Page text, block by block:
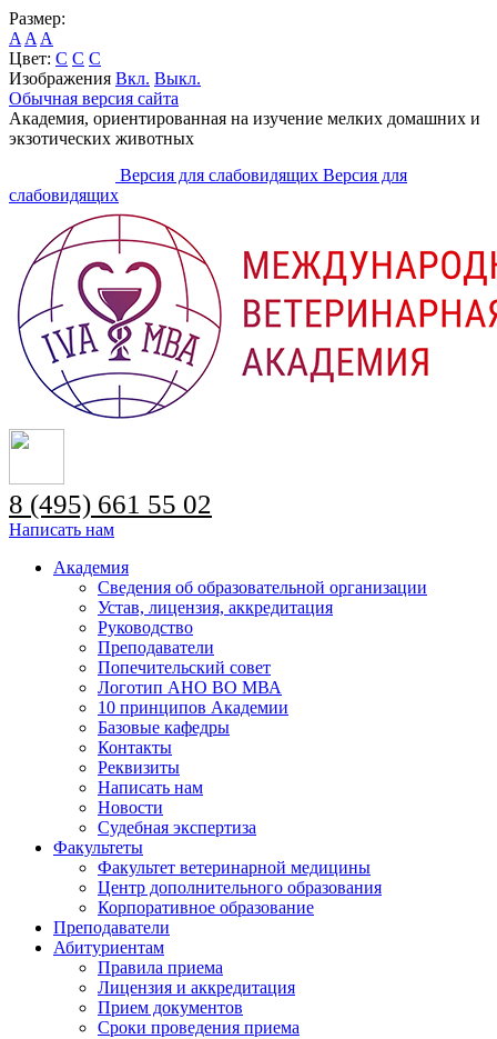
Размер:
A A A
Цвет: C C C
Изображения Вкл. Выкл.
Обычная версия сайта
Академия, ориентированная на изучение мелких домашних и
экзотических животных
Версия для слабовидящих Версия для
слабовидящих
8 (495) 661 55 02
Написать нам
Академия
Сведения об образовательной организации
Устав, лицензия, аккредитация
Руководство
Преподаватели
Попечительский совет
Логотип АНО ВО МВА
10 принципов Академии
Базовые кафедры
Контакты
Реквизиты
Написать нам
Новости
Судебная экспертиза
Факультеты
Факультет ветеринарной медицины
Центр дополнительного образования
Корпоративное образование
Преподаватели
Абитуриентам
Правила приема
Лицензия и аккредитация
Прием документов
Сроки проведения приема